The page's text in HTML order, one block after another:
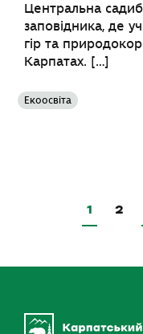
Центральна
заповідника, де
гір та
Карпатах. […]
Екоосвіта
1 2